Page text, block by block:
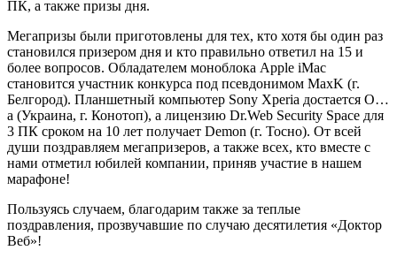
ПК, а также призы дня.
Мегапризы были приготовлены для тех, кто хотя бы один раз
становился призером дня и кто правильно ответил на 15 и
более вопросов. Обладателем моноблока Apple iMac
становится участник конкурса под псевдонимом MaxK (г.
Белгород). Планшетный компьютер Sony Xperia достается О…
а (Украина, г. Конотоп), а лицензию Dr.Web Security Space для
3 ПК сроком на 10 лет получает Demon (г. Тосно). От всей
души поздравляем мегапризеров, а также всех, кто вместе с
нами отметил юбилей компании, приняв участие в нашем
марафоне!
Пользуясь случаем, благодарим также за теплые
поздравления, прозвучавшие по случаю десятилетия «Доктор
Веб»!